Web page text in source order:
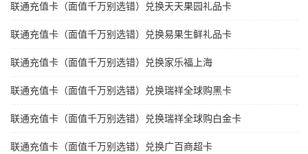
联通充值卡（面值千万别选错）兑换天天果园礼品卡
联通充值卡（面值千万别选错）兑换易果生鲜礼品卡
联通充值卡（面值千万别选错）兑换家乐福上海
联通充值卡（面值千万别选错）兑换瑞祥全球购黑卡
联通充值卡（面值千万别选错）兑换瑞祥全球购白金卡
联通充值卡（面值千万别选错）兑换广百商超卡